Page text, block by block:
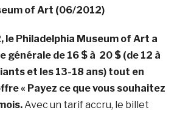
of Art (06/2012)
le Philadelphia Museum of Art a
générale de 16 $ à 20 $ (de 12 à
et les 13-18 ans) tout en
« Payez ce que vous souhaitez
Avec un tarif accru, le billet